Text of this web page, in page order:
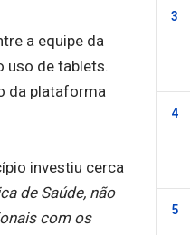
a equipe da
uso de tablets.
da plataforma
investiu cerca
de Saúde, não
com os